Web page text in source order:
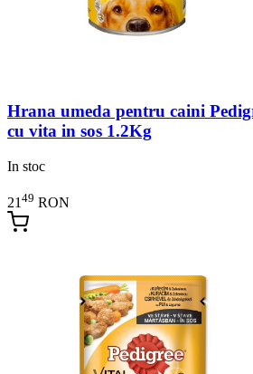
Hrana umeda pentru caini
cu vita in sos 1.2Kg
In stoc
21 49 RON